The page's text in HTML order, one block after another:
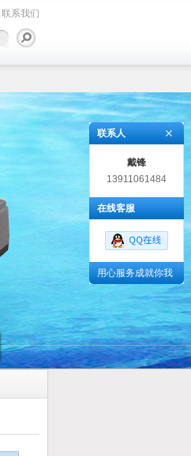
联系我们
联系人
戴锋
13911061484
在线客服
用心服务成就你我